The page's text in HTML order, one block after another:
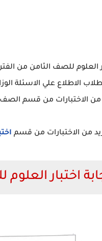
للطلاب الاطلاع علي الاسئلة
من الاختبارات من قسم الصف
من الاختبارات من قسم
اختبار العلوم